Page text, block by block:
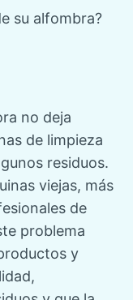
su alfombra?
no deja
de limpieza
residuos.
viejas, más
de
problema
y